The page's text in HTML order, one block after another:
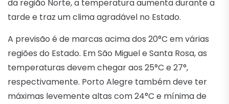
da região Norte, a temperatura aumenta durante a
tarde e traz um clima agradável no Estado.
A previsão é de marcas acima dos 20°C em várias
regiões do Estado. Em São Miguel e Santa Rosa, as
temperaturas devem chegar aos 25°C e 27°,
respectivamente. Porto Alegre também deve ter
máximas levemente altas com 24°C e mínima de